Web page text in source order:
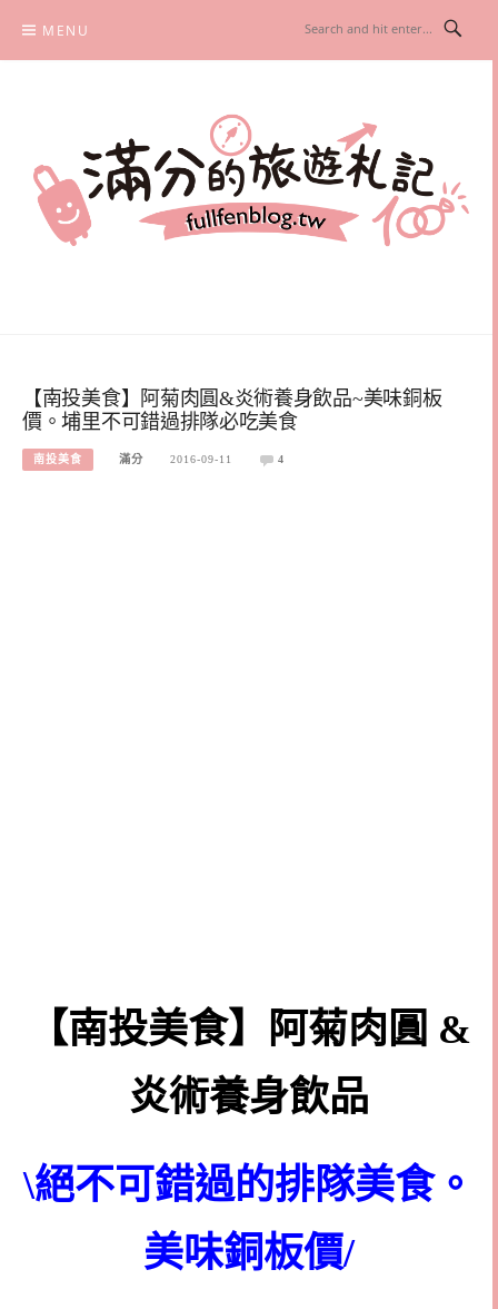
content
MENU
【南投美食】阿菊肉圓&炎術養身飲品~美味銅板
價。埔里不可錯過排隊必吃美食
南投美食 滿分 2016-09-11 4
【南投美食】阿菊肉圓 &
炎術養身飲品
\絕不可錯過的排隊美食。
美味銅板價/